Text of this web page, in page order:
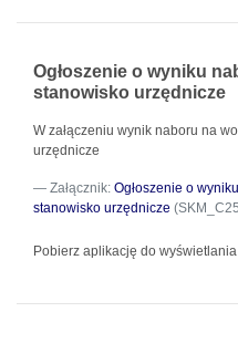
Ogłoszenie o wyniku
stanowisko urzędnicze
W załączeniu wynik naboru na
urzędnicze
Załącznik: Ogłoszenie o
stanowisko urzędnicze
Pobierz aplikację do wyświetlania